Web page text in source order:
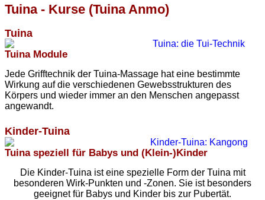
Tuina - Kurse (Tuina Anmo)
Tuina
Tuina Module
Jede Grifftechnik der Tuina-Massage hat eine bestimmte
Wirkung auf die verschiedenen Gewebsstrukturen des
Körpers und wieder immer an den Menschen angepasst
angewandt.
Kinder-Tuina
Tuina speziell für Babys und (Klein-)Kinder
Die Kinder-Tuina ist eine spezielle Form der Tuina mit
besonderen Wirk-Punkten und -Zonen. Sie ist besonders
geeignet für Babys und Kinder bis zur Pubertät.